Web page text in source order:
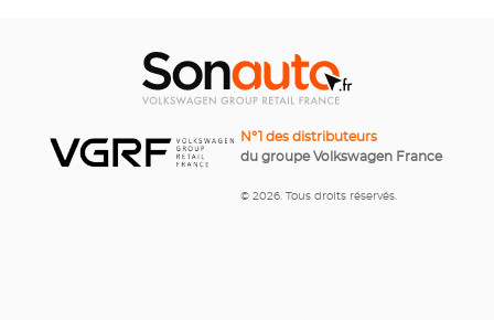
N°1 des distributeurs
du groupe Volkswagen France
© 2026. Tous droits réservés.